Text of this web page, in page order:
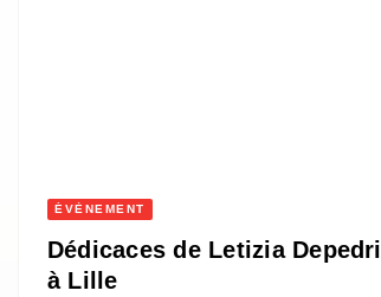
ÉVÈNEMENT
Dédicaces de Letizia Depedri
à Lille